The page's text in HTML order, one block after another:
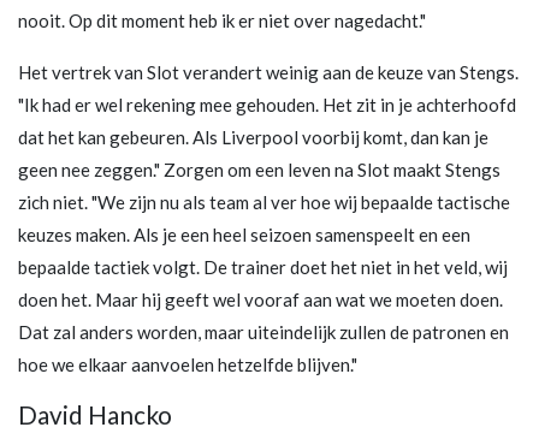
nooit. Op dit moment heb ik er niet over nagedacht."
Het vertrek van Slot verandert weinig aan de keuze van Stengs.
"Ik had er wel rekening mee gehouden. Het zit in je achterhoofd
dat het kan gebeuren. Als Liverpool voorbij komt, dan kan je
geen nee zeggen." Zorgen om een leven na Slot maakt Stengs
zich niet. "We zijn nu als team al ver hoe wij bepaalde tactische
keuzes maken. Als je een heel seizoen samenspeelt en een
bepaalde tactiek volgt. De trainer doet het niet in het veld, wij
doen het. Maar hij geeft wel vooraf aan wat we moeten doen.
Dat zal anders worden, maar uiteindelijk zullen de patronen en
hoe we elkaar aanvoelen hetzelfde blijven."
David Hancko